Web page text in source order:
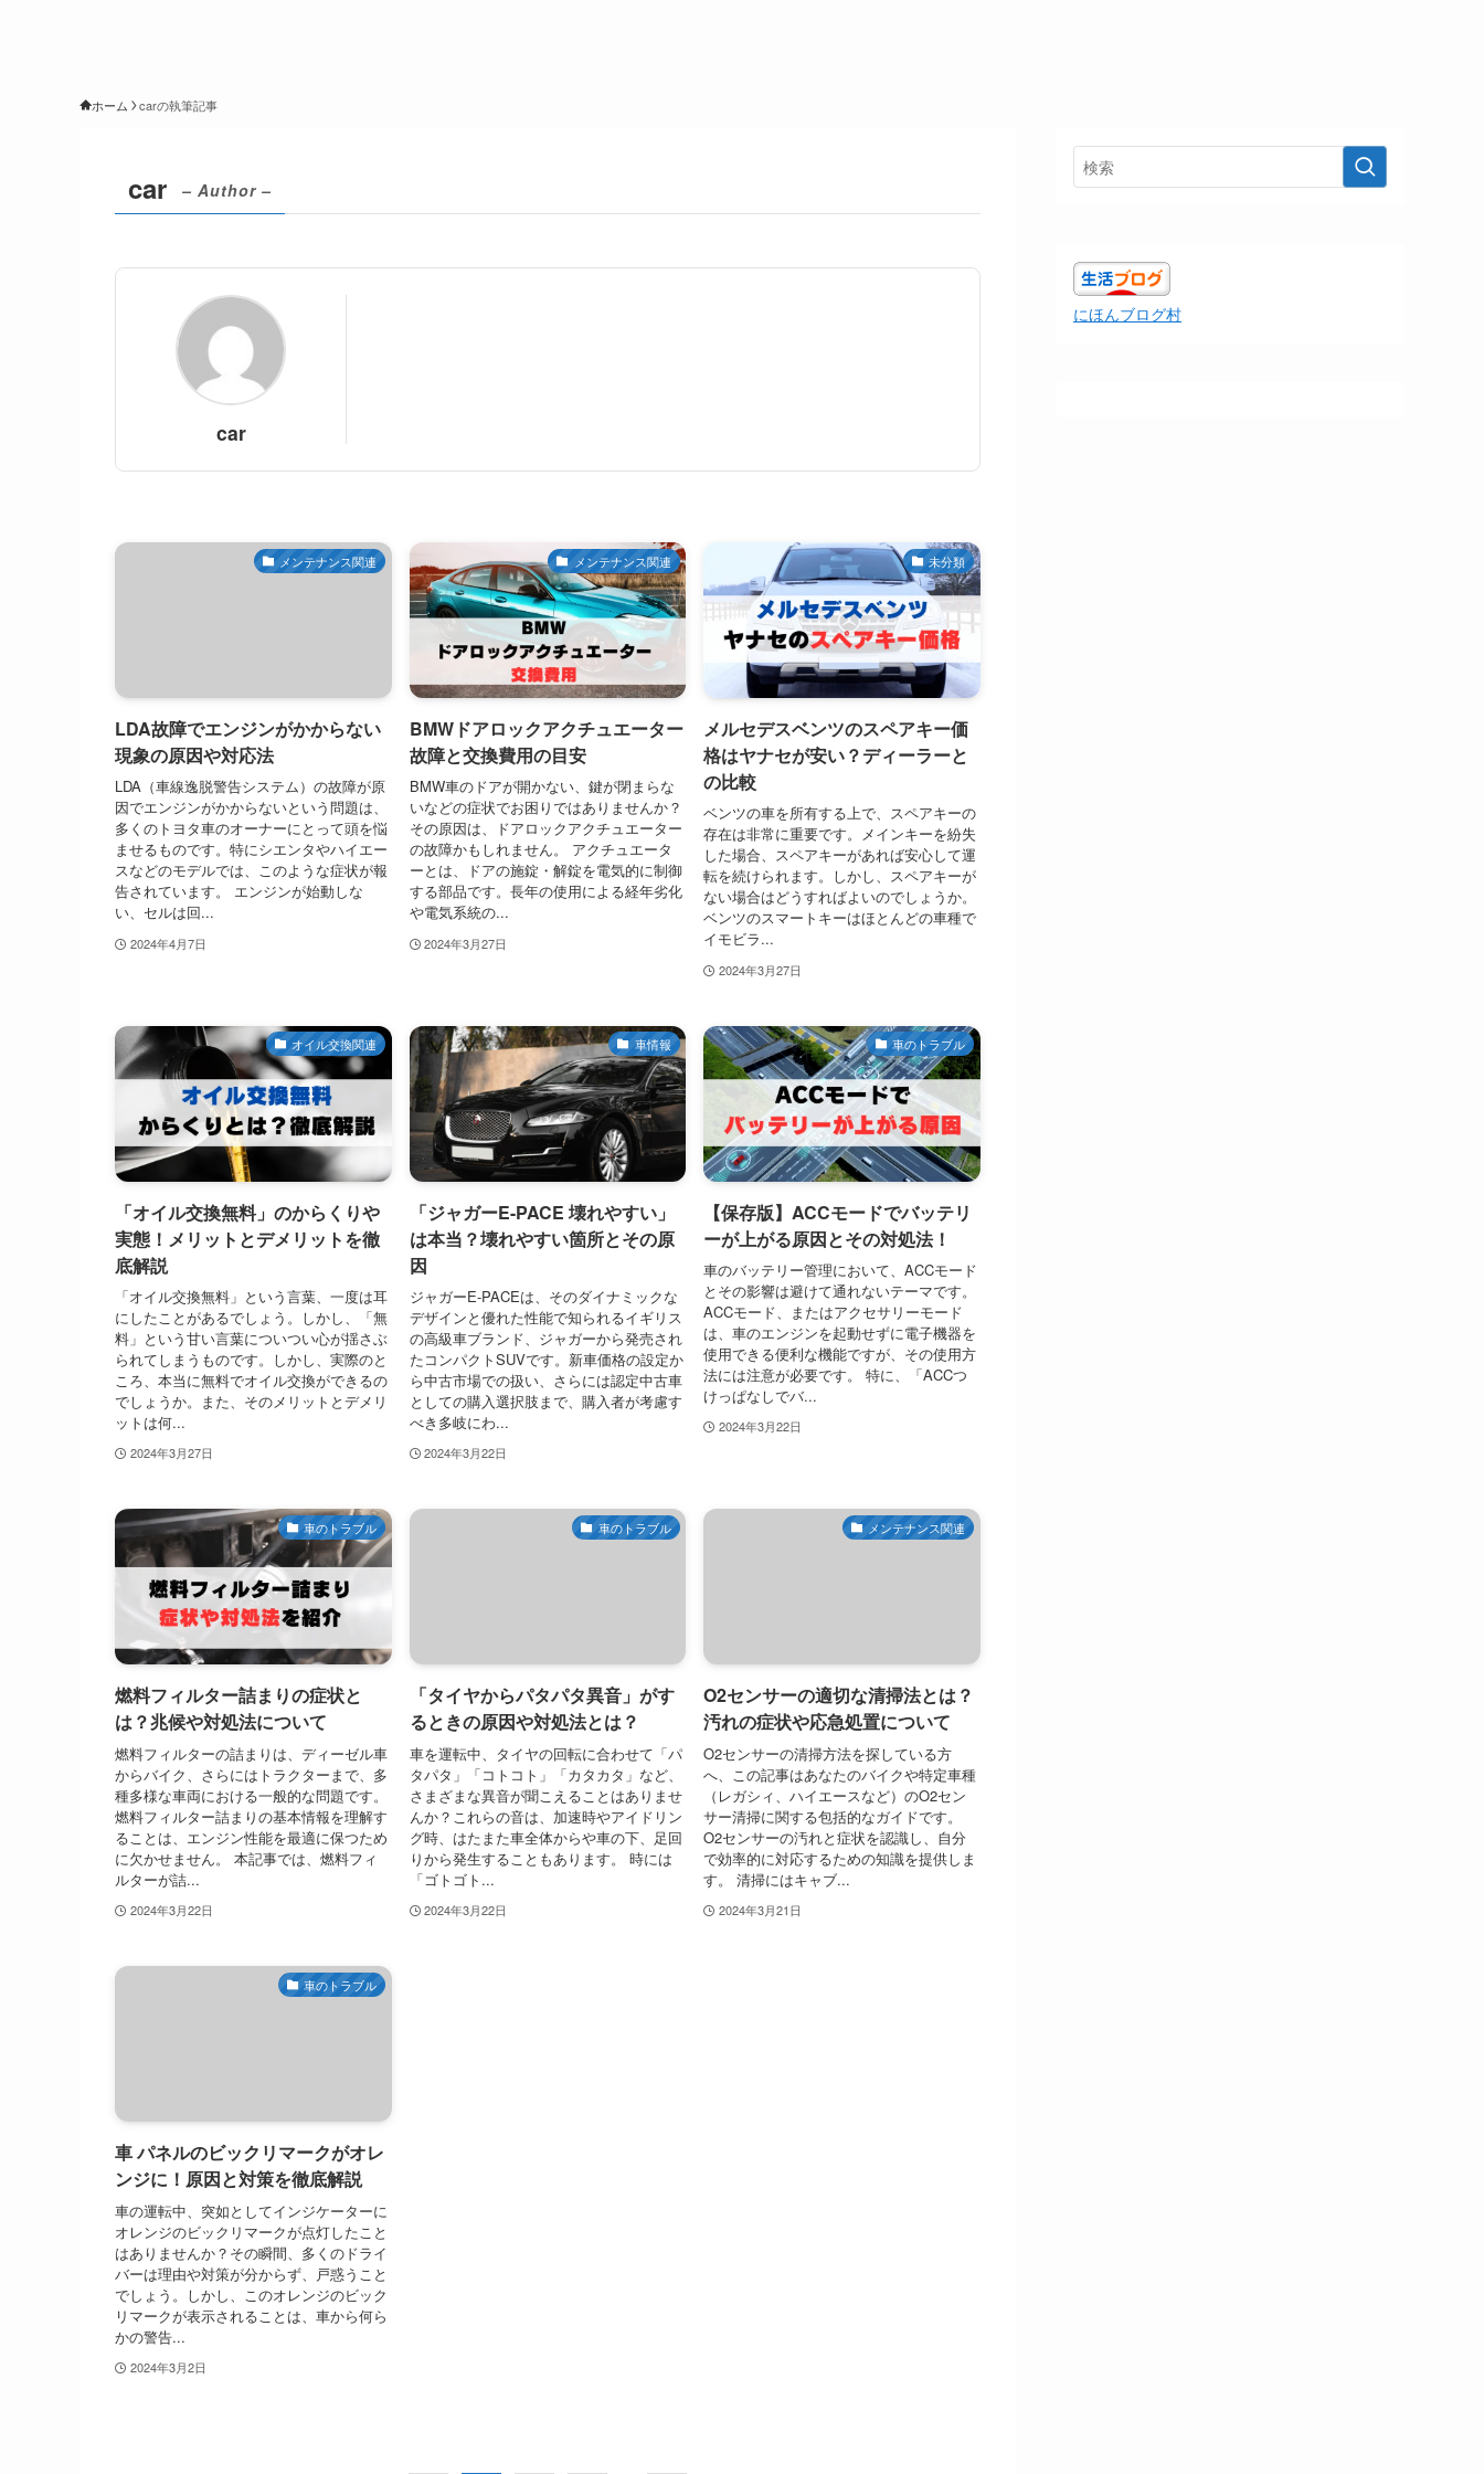
ホーム carの執筆記事
car – Author –
car
メンテナンス関連
LDA故障でエンジンがかからない
現象の原因や対応法
LDA（車線逸脱警告システム）の故障が原
因でエンジンがかからないという問題は、
多くのトヨタ車のオーナーにとって頭を悩
ませるものです。特にシエンタやハイエー
スなどのモデルでは、このような症状が報
告されています。 エンジンが始動しな
い、セルは回...
2024年4月7日
メンテナンス関連
BMWドアロックアクチュエーター
故障と交換費用の目安
BMW車のドアが開かない、鍵が閉まらな
いなどの症状でお困りではありませんか？
その原因は、ドアロックアクチュエーター
の故障かもしれません。 アクチュエータ
ーとは、ドアの施錠・解錠を電気的に制御
する部品です。長年の使用による経年劣化
や電気系統の...
2024年3月27日
未分類
メルセデスベンツのスペアキー価
格はヤナセが安い？ディーラーと
の比較
ベンツの車を所有する上で、スペアキーの
存在は非常に重要です。メインキーを紛失
した場合、スペアキーがあれば安心して運
転を続けられます。しかし、スペアキーが
ない場合はどうすればよいのでしょうか。
ベンツのスマートキーはほとんどの車種で
イモビラ...
2024年3月27日
オイル交換関連
「オイル交換無料」のからくりや
実態！メリットとデメリットを徹
底解説
「オイル交換無料」という言葉、一度は耳
にしたことがあるでしょう。しかし、「無
料」という甘い言葉についつい心が揺さぶ
られてしまうものです。しかし、実際のと
ころ、本当に無料でオイル交換ができるの
でしょうか。また、そのメリットとデメリ
ットは何...
2024年3月27日
車情報
「ジャガーE-PACE 壊れやすい」
は本当？壊れやすい箇所とその原
因
ジャガーE-PACEは、そのダイナミックな
デザインと優れた性能で知られるイギリス
の高級車ブランド、ジャガーから発売され
たコンパクトSUVです。新車価格の設定か
ら中古市場での扱い、さらには認定中古車
としての購入選択肢まで、購入者が考慮す
べき多岐にわ...
2024年3月22日
車のトラブル
【保存版】ACCモードでバッテリ
ーが上がる原因とその対処法！
車のバッテリー管理において、ACCモード
とその影響は避けて通れないテーマです。
ACCモード、またはアクセサリーモード
は、車のエンジンを起動せずに電子機器を
使用できる便利な機能ですが、その使用方
法には注意が必要です。 特に、「ACCつ
けっぱなしでバ...
2024年3月22日
車のトラブル
燃料フィルター詰まりの症状と
は？兆候や対処法について
燃料フィルターの詰まりは、ディーゼル車
からバイク、さらにはトラクターまで、多
種多様な車両における一般的な問題です。
燃料フィルター詰まりの基本情報を理解す
ることは、エンジン性能を最適に保つため
に欠かせません。 本記事では、燃料フィ
ルターが詰...
2024年3月22日
車のトラブル
「タイヤからパタパタ異音」がす
るときの原因や対処法とは？
車を運転中、タイヤの回転に合わせて「パ
タパタ」「コトコト」「カタカタ」など、
さまざまな異音が聞こえることはありませ
んか？これらの音は、加速時やアイドリン
グ時、はたまた車全体からや車の下、足回
りから発生することもあります。 時には
「ゴトゴト...
2024年3月22日
メンテナンス関連
O2センサーの適切な清掃法とは？
汚れの症状や応急処置について
O2センサーの清掃方法を探している方
へ、この記事はあなたのバイクや特定車種
（レガシィ、ハイエースなど）のO2セン
サー清掃に関する包括的なガイドです。
O2センサーの汚れと症状を認識し、自分
で効率的に対応するための知識を提供しま
す。 清掃にはキャブ...
2024年3月21日
車のトラブル
車 パネルのビックリマークがオレ
ンジに！原因と対策を徹底解説
車の運転中、突如としてインジケーターに
オレンジのビックリマークが点灯したこと
はありませんか？その瞬間、多くのドライ
バーは理由や対策が分からず、戸惑うこと
でしょう。しかし、このオレンジのビック
リマークが表示されることは、車から何ら
かの警告...
2024年3月2日
にほんブログ村